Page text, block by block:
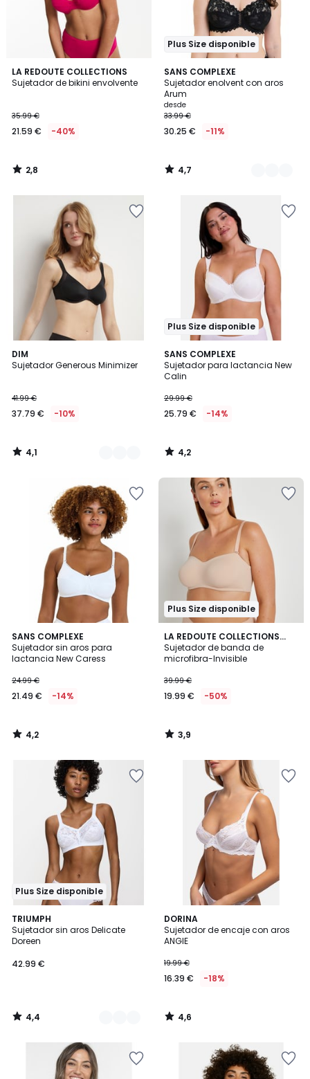
LA REDOUTE COLLECTIONS
Sujetador de bikini envolvente
35.99 €
21.59 € -40%
2,8
/ 5
2,8
/
Plus Size disponible
SANS COMPLEXE
Sujetador enolvent con aros
Arum
desde
33.99 €
30.25 € -11%
4,7
/ 5
6
Colores
4,7
/
DIM
Sujetador Generous Minimizer
41.99 €
37.79 € -10%
4,1
/ 5
2
Colores
4,1
/
Plus Size disponible
SANS COMPLEXE
Sujetador para lactancia New
Calin
29.99 €
25.79 € -14%
4,2
/ 5
4,2
/
SANS COMPLEXE
Sujetador sin aros para
lactancia New Caress
24.99 €
21.49 € -14%
4,2
/ 5
4,2
/
Plus Size disponible
LA REDOUTE COLLECTIONS
PLUS
Sujetador de banda de
microfibra-Invisible
39.99 €
19.99 € -50%
3,9
/ 5
3,9
/
Plus Size disponible
TRIUMPH
Sujetador sin aros Delicate
Doreen
42.99 €
4,4
/ 5
3
Colores
4,4
/
DORINA
Sujetador de encaje con aros
ANGIE
19.99 €
16.39 € -18%
4,6
/ 5
4,6
/